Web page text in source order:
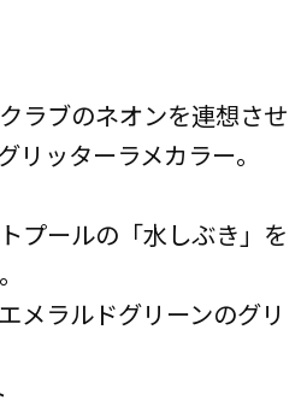
ラブのネオンを連想させ
リッターラメカラー。
プールの「水しぶき」を
メラルドグリーンのグリ